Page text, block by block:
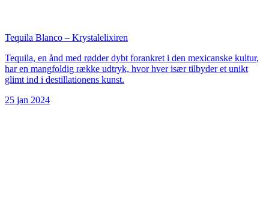
Tequila Blanco – Krystalelixiren
Tequila, en ånd med rødder dybt forankret i den mexicanske kultur,
har en mangfoldig række udtryk, hvor hver især tilbyder et unikt
glimt ind i destillationens kunst.
25 jan 2024